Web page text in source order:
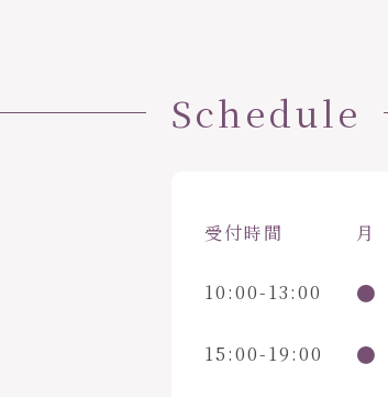
Schedule
受付時間 月
10:00-13:00 ●
15:00-19:00 ●